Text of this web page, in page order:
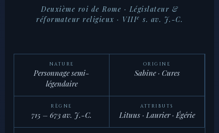
Deuxième roi de Rome · Législateur &
réformateur religieux · VIIIe s. av. J.-C.
NATURE
Personnage semi-
légendaire
ORIGINE
Sabine · Cures
RÈGNE
715 – 673 av. J.-C.
ATTRIBUTS
Lituus · Laurier · Égérie